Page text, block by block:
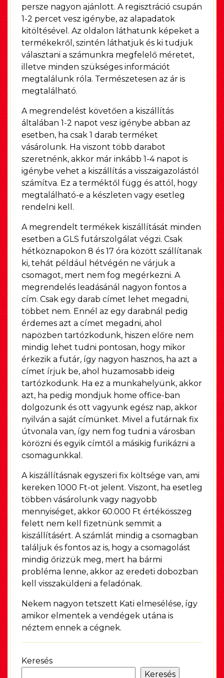
persze nagyon ajánlott. A regisztráció csupán
1-2 percet vesz igénybe, az alapadatok
kitöltésével. Az oldalon láthatunk képeket a
termékekről, szintén láthatjuk és ki tudjuk
választani a számunkra megfelelő méretet,
illetve minden szükséges információt
megtalálunk róla. Természetesen az ár is
megtalálható.
A megrendelést követően a kiszállítás
általában 1-2 napot vesz igénybe abban az
esetben, ha csak 1 darab terméket
vásárolunk. Ha viszont több darabot
szeretnénk, akkor már inkább 1-4 napot is
igénybe vehet a kiszállítás a visszaigazolástól
számítva. Ez a terméktől függ és attól, hogy
megtalálható-e a készleten vagy esetleg
rendelni kell.
A megrendelt termékek kiszállítását minden
esetben a GLS futárszolgálat végzi. Csak
hétköznapokon 8 és 17 óra között szállítanak
ki, tehát például hétvégén ne várjuk a
csomagot, mert nem fog megérkezni. A
megrendelés leadásánál nagyon fontos a
cím. Csak egy darab címet lehet megadni,
többet nem. Ennél az egy darabnál pedig
érdemes azt a címet megadni, ahol
napözben tartózkodunk, hiszen előre nem
mindig lehet tudni pontosan, hogy mikor
érkezik a futár, így nagyon hasznos, ha azt a
címet írjuk be, ahol huzamosabb ideig
tartózkodunk. Ha ez a munkahelyünk, akkor
azt, ha pedig mondjuk home office-ban
dolgozunk és ott vagyunk egész nap, akkor
nyilván a saját címünket. Mivel a futárnak fix
útvonala van, így nem fog tudni a városban
körözni és egyik címtől a másikig furikázni a
csomagunkkal.
A kiszállításnak egyszeri fix költsége van, ami
kereken 1000 Ft-ot jelent. Viszont, ha esetleg
többen vásárolunk vagy nagyobb
mennyiséget, akkor 60.000 Ft értékösszeg
felett nem kell fizetnünk semmit a
kiszállításért. A számlát mindig a csomagban
találjuk és fontos az is, hogy a csomagolást
mindig őrizzük meg, mert ha bármi
probléma lenne, akkor az eredeti dobozban
kell visszaküldeni a feladónak.
Nekem nagyon tetszett Kati elmesélése, így
amikor elmentek a vendégek utána is
néztem ennek a cégnek.
Keresés
Keresés